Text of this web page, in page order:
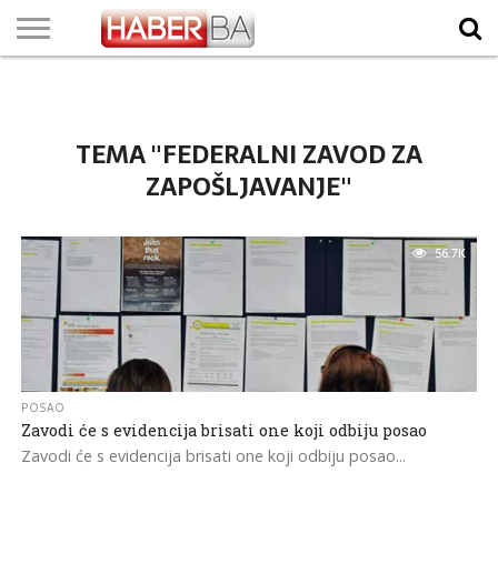
TEMA "FEDERALNI ZAVOD ZA
ZAPOŠLJAVANJE"
56.7K
POSAO
Zavodi će s evidencija brisati one koji odbiju posao
Zavodi će s evidencija brisati one koji odbiju posao...